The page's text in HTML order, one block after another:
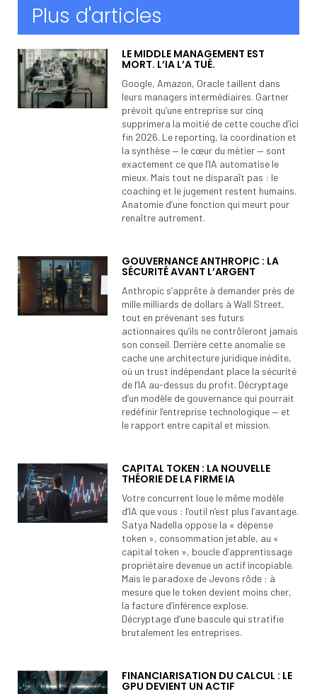
Plus d'articles
LE MIDDLE MANAGEMENT EST
MORT. L’IA L’A TUÉ.
Google, Amazon, Oracle taillent dans
leurs managers intermédiaires. Gartner
prévoit qu’une entreprise sur cinq
supprimera la moitié de cette couche d’ici
fin 2026. Le reporting, la coordination et
la synthèse — le cœur du métier — sont
exactement ce que l’IA automatise le
mieux. Mais tout ne disparaît pas : le
coaching et le jugement restent humains.
Anatomie d’une fonction qui meurt pour
renaître autrement.
GOUVERNANCE ANTHROPIC : LA
SÉCURITÉ AVANT L’ARGENT
Anthropic s’apprête à demander près de
mille milliards de dollars à Wall Street,
tout en prévenant ses futurs
actionnaires qu’ils ne contrôleront jamais
son conseil. Derrière cette anomalie se
cache une architecture juridique inédite,
où un trust indépendant place la sécurité
de l’IA au-dessus du profit. Décryptage
d’un modèle de gouvernance qui pourrait
redéfinir l’entreprise technologique — et
le rapport entre capital et mission.
CAPITAL TOKEN : LA NOUVELLE
THÉORIE DE LA FIRME IA
Votre concurrent loue le même modèle
d’IA que vous : l’outil n’est plus l’avantage.
Satya Nadella oppose la « dépense
token », consommation jetable, au «
capital token », boucle d’apprentissage
propriétaire devenue un actif incopiable.
Mais le paradoxe de Jevons rôde : à
mesure que le token devient moins cher,
la facture d’inférence explose.
Décryptage d’une bascule qui stratifie
brutalement les entreprises.
FINANCIARISATION DU CALCUL : LE
GPU DEVIENT UN ACTIF